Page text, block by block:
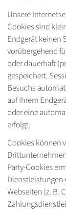
Unsere
Cookies sind
Endgerät keinen
vorübergehend
oder dauerhaft
gespeichert.
Besuchs
auf Ihrem
oder eine
erfolgt.
Cookies können
Party-Cookies
Webseiten (z. B.